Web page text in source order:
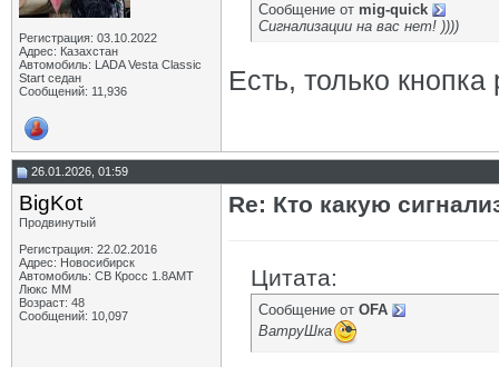
Регистрация: 03.10.2022
Адрес: Казахстан
Автомобиль: LADA Vesta Classic
Start седан
Сообщений: 11,936
Сообщение от mig-quick
Сигнализации на вас нет! ))))
Есть, только
26.01.2026, 01:59
BigKot
Продвинутый
Регистрация: 22.02.2016
Адрес: Новосибирск
Автомобиль: СВ Кросс 1.8АМТ
Люкс ММ
Возраст: 48
Сообщений: 10,097
Re: Кто какую
Цитата:
Сообщение от OFA
ВатруШка